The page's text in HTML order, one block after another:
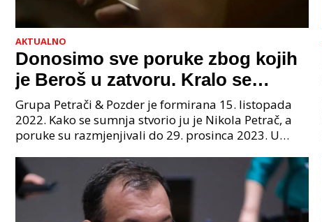
AKTUALNO
Donosimo sve poruke zbog kojih
je Beroš u zatvoru. Kralo se
godinama. Tko će iz vlade biti
sljedeći uhićen?
Grupa Petrači & Pozder je formirana 15. listopada
2022. Kako se sumnja stvorio ju je Nikola Petrač, a
poruke su razmjenjivali do 29. prosinca 2023. U